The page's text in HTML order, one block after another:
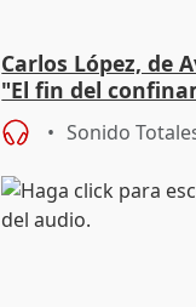
Carlos López, de
"El fin del
aumentar la
Sonido